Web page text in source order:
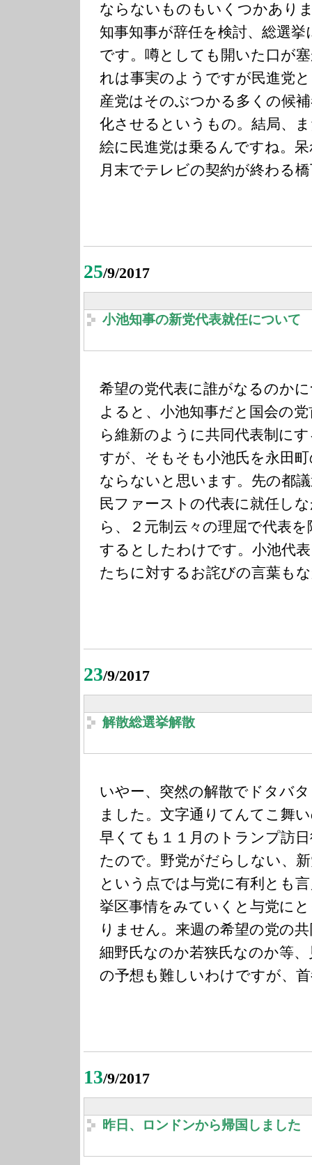
ならないものもいくつかあり
知事知事が辞任を検討、総選
です。噂としても開いた口が
れは事実のようですが民進党
産党はそのぶつかる多くの候
化させるというもの。結局、
絵に民進党は乗るんですね。
月末でテレビの契約が終わる
25/9/2017
小池知事の新党代表就任について
希望の党代表に誰がなるのか
よると、小池知事だと国会の
ら維新のように共同代表制に
すが、そもそも小池氏を永田
ならないと思います。先の都
民ファーストの代表に就任し
ら、２元制云々の理屈で代表
するとしたわけです。小池代
たちに対するお詫びの言葉も
23/9/2017
解散総選挙解散
いやー、突然の解散でドタバ
ました。文字通りてんてこ舞
早くても１１月のトランプ訪
たので。野党がだらしない、
という点では与党に有利とも
挙区事情をみていくと与党に
りません。来週の希望の党の
細野氏なのか若狭氏なのか等
の予想も難しいわけですが、
13/9/2017
昨日、ロンドンから帰国しました